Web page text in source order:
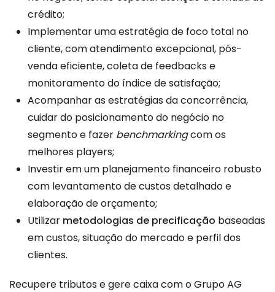
crédito;
Implementar uma estratégia de foco total no
cliente, com atendimento excepcional, pós-
venda eficiente, coleta de feedbacks e
monitoramento do índice de satisfação;
Acompanhar as estratégias da concorrência,
cuidar do posicionamento do negócio no
segmento e fazer benchmarkingcom os
melhores players;
Investir em um planejamento financeiro robusto
com levantamento de custos detalhado e
elaboração de orçamento;
Utilizar metodologias de precificação baseadas
em custos, situação do mercado e perfil dos
clientes.
Recupere tributos e gere caixa com o Grupo AG